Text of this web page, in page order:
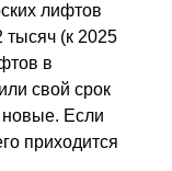
лифтов
тысяч (к 2025
в
свой срок
Если
приходится